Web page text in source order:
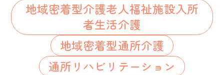
地域密着型介護老人福祉施設入所
者生活介護
地域密着型通所介護
通所リハビリテーション